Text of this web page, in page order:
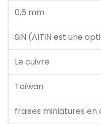
0,6 mm
SiN (AlTiN est une
Le cuivre
Taïwan
fraises miniatures